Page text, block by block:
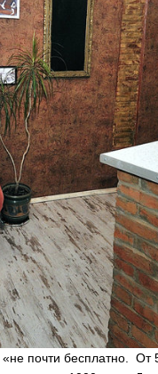
почти бесплатно. От